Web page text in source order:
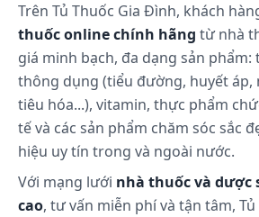
Sản phẩm này không phải là
tác dụng thay thế thuốc chữa
Đọc kỹ hướng dẫn sử dụng
Ảnh hưởng khả năng lái xe
móc:
Phụ nữ thời kì mang thai &
Tương tác thuốc:
Tương kỵ thuốc:
Trên Tủ Thuốc Gia Đình, khách
thuốc online chính hãng từ nhà
giá minh bạch, đa dạng sản
thông dụng (tiểu đường, huyết áp,
tiêu hóa...), vitamin, thực phẩm
tế và các sản phẩm chăm sóc sắc
hiệu uy tín trong và ngoài nước.
Với mạng lưới nhà thuốc và dược
cao, tư vấn miễn phí và tận tâm,